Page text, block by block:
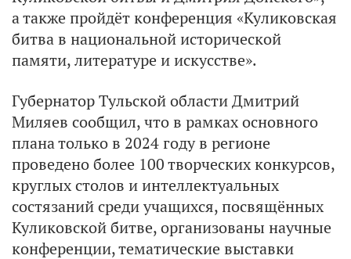
а также пройдёт конференция «Куликовская
битва в национальной исторической
памяти, литературе и искусстве».
Губернатор Тульской области Дмитрий
Миляев сообщил, что в рамках основного
плана только в 2024 году в регионе
проведено более 100 творческих конкурсов,
круглых столов и интеллектуальных
состязаний среди учащихся, посвящённых
Куликовской битве, организованы научные
конференции, тематические выставки